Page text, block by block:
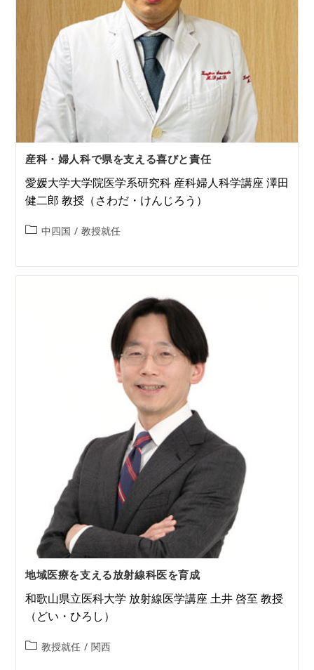
産科・婦人科で県を支える喜びと責任
愛媛大学大学院医学系研究科 産科婦人科学講座 澤田
健二郎 教授（さわだ・けんじろう）
中四国 / 教授就任
地域医療を支える放射線科医を育成
和歌山県立医科大学 放射線医学講座 土井 啓至 教授
（どい・ひろし）
教授就任 / 関西